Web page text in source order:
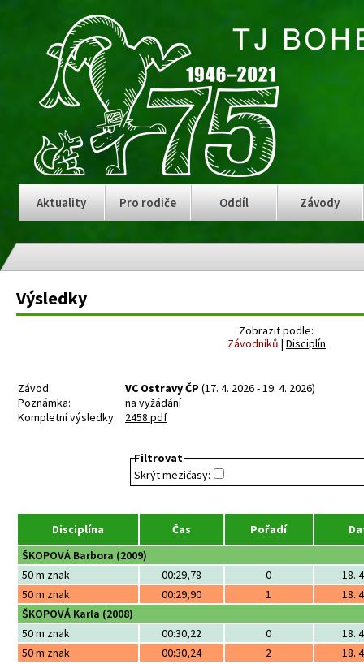
Aktuality Pro rodiče Oddíl Závody
Výsledky
Zobrazit podle:
Závodníků | Disciplín
Závod: VC Ostravy ČP (17. 4. 2026 - 19. 4. 2026)
Poznámka:
na vyžádání
Kompletní výsledky:
2458.pdf
Filtrovat
Skrýt mezičasy:
Disciplína Čas Pořadí
ŠKOPOVÁ Barbora (2009)
50 m znak
00:29,78 0
18.
50 m znak
00:29,90 1
18.
ŠKOPOVÁ Karla (2008)
50 m znak
00:30,22 0
18.
50 m znak
00:30,24 2 18.